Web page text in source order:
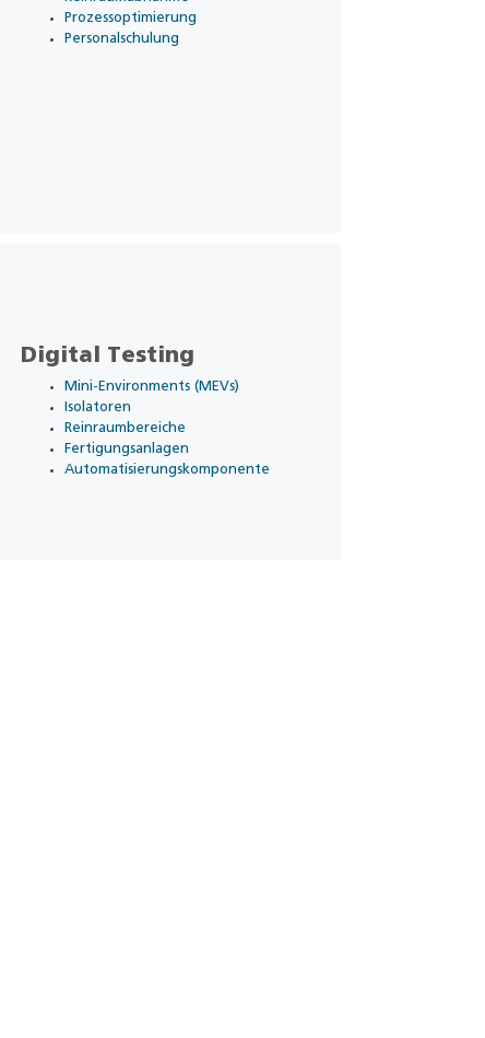
Prozessoptimierung
Personalschulung
Digital Testing
Mini-Environments (MEVs)
Isolatoren
Reinraumbereiche
Fertigungsanlagen
Automatisierungskomponente